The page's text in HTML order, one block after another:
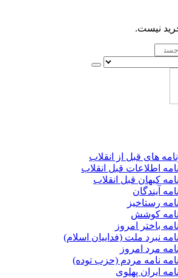
نیست.
های قبل از انقلاب
اطلاعات قبل انقلاب
کیهان قبل انقلاب
آیندگان
رستاخیز
کوشش
باختر امروز
نبرد ملت (فداییان اسلام)
مرد امروز
نامه مردم (حزب توده)
ایران پهلوی